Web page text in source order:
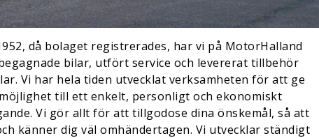
då bolaget registrerades, har vi på MotorHalland
bilar, utfört service och levererat tillbehör
Vi har hela tiden utvecklat verksamheten för att ge
till ett enkelt, personligt och ekonomiskt
Vi gör allt för att tillgodose dina önskemål, så att
känner dig väl omhändertagen. Vi utvecklar ständigt